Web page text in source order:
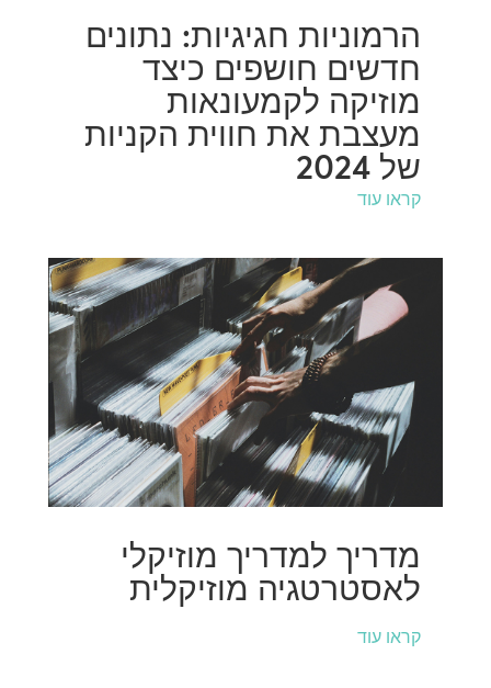
הרמוניות חגיגיות: נתונים
חדשים חושפים כיצד
מוזיקה לקמעונאות
מעצבת את חווית הקניות
של 2024
קראו עוד
מדריך למדריך מוזיקלי
לאסטרטגיה מוזיקלית
קראו עוד